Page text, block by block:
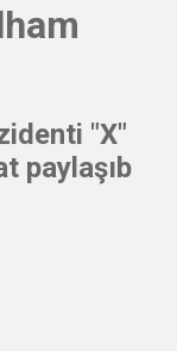
"X"
paylaşıb